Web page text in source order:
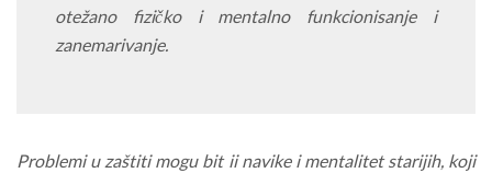
otežano fizičko i mentalno funkcionisanje i
zanemarivanje.
Problemi u zaštiti mogu bit ii navike i mentalitet starijih, koji